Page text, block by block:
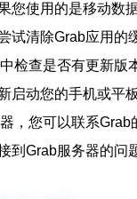
使用的是移动数
清除Grab应用的
检查是否有更新版
动您的手机或平
，您可以联系
Grab服务器的问